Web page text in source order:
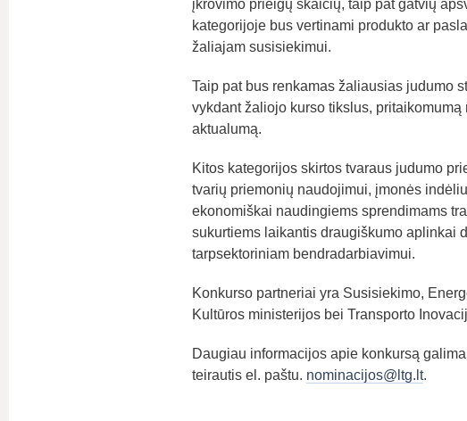
įkrovimo prieigų skaičių, taip pat gatvių
kategorijoje bus vertinami produkto ar
žaliajam susisiekimui.
Taip pat bus renkamas žaliausias judumo
vykdant žaliojo kurso tikslus,
aktualumą.
Kitos kategorijos skirtos tvaraus judumo
tvarių priemonių naudojimui, įmonės
ekonomiškai naudingiems sprendimams
sukurtiems laikantis draugiškumo aplinkai
tarpsektoriniam bendradarbiavimui.
Konkurso partneriai yra Susisiekimo,
Kultūros ministerijos bei Transporto
Daugiau informacijos apie konkursą
teirautis el. paštu. nominacijos@ltg.lt.